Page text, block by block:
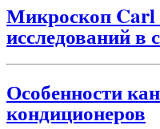
Микроскоп Carl
исследований в
Особенности
кондиционеров